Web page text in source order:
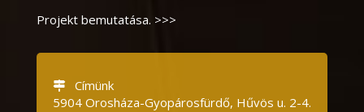
Projekt bemutatása. >>>
Címünk
5904 Orosháza-Gyopárosfürdő, Hűvös u. 2-4.